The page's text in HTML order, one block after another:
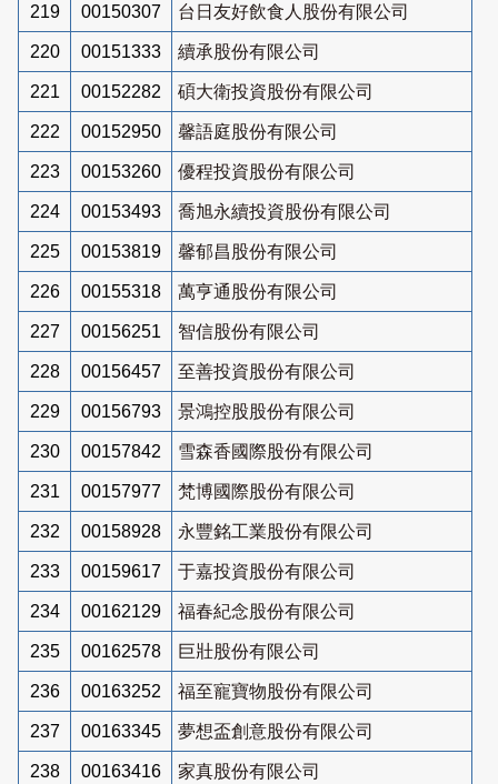
219 00150307 台日友好飲食人股份有限公司
220 00151333 續承股份有限公司
221 00152282 碩大衛投資股份有限公司
222 00152950 馨語庭股份有限公司
223 00153260 優程投資股份有限公司
224 00153493 喬旭永續投資股份有限公司
225 00153819 馨郁昌股份有限公司
226 00155318 萬亨通股份有限公司
227 00156251 智信股份有限公司
228 00156457 至善投資股份有限公司
229 00156793 景鴻控股股份有限公司
230 00157842 雪森香國際股份有限公司
231 00157977 梵博國際股份有限公司
232 00158928 永豐銘工業股份有限公司
233 00159617 于嘉投資股份有限公司
234 00162129 福春紀念股份有限公司
235 00162578 巨壯股份有限公司
236 00163252 福至寵寶物股份有限公司
237 00163345 夢想盃創意股份有限公司
238 00163416 家真股份有限公司